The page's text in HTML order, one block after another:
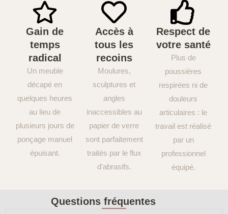
Gain de
temps
radical
Un meuble
décapé en
quelques heures
au lieu de
plusieurs jours de
ponçage manuel
épuisant.
Accès à
tous les
recoins
Moulures,
sculptures et
angles
inaccessibles au
papier de verre
sont parfaitement
traités par le flux
d'abrasifs.
Respect de
votre santé
Plus de
poussières
respirées ni de
douleurs
articulaires : le
travail est réalisé
par un
professionnel
équipé.
Questions fréquentes